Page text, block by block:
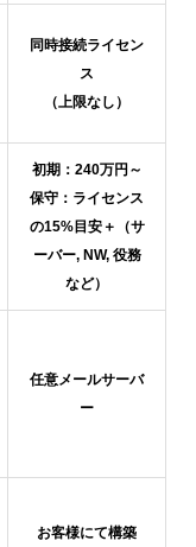
同時接続ライセン
ス
（上限なし）
初期：240万円～
保守：ライセンス
の15%目安＋（サ
ーバー, NW, 役務
など）
任意メールサーバ
ー
お客様にて構築